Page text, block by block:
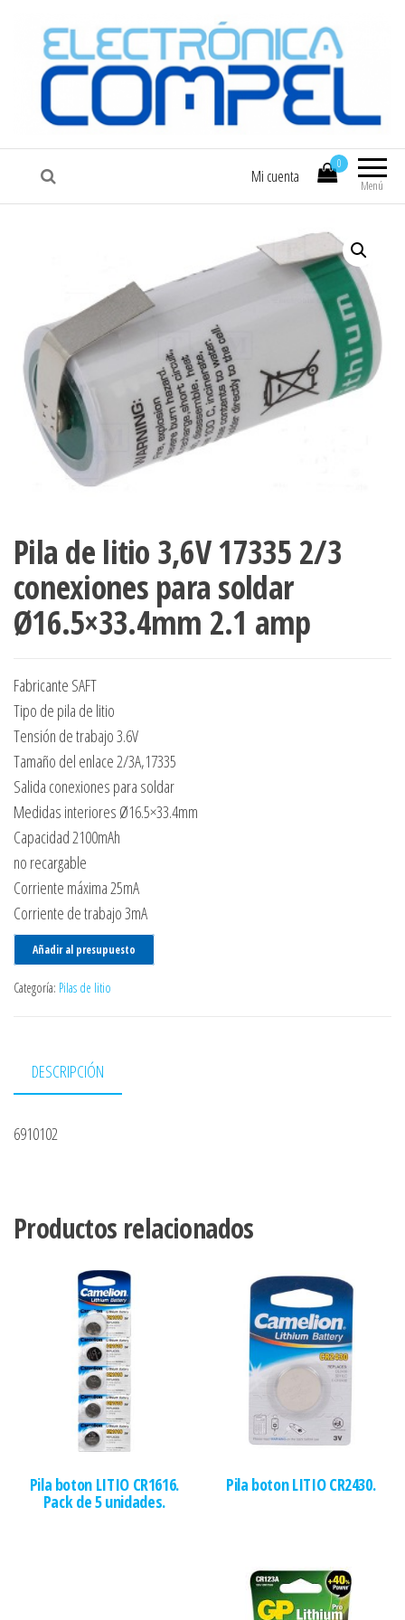
COMPEL Electrónica COMPEL
Menú
0
Mi cuenta
Pila de litio 3,6V 17335 2/3
conexiones para soldar
Ø16.5×33.4mm 2.1 amp
Fabricante SAFT
Tipo de pila de litio
Tensión de trabajo 3.6V
Tamaño del enlace 2/3A,17335
Salida conexiones para soldar
Medidas interiores Ø16.5×33.4mm
Capacidad 2100mAh
no recargable
Corriente máxima 25mA
Corriente de trabajo 3mA
Añadir al presupuesto
Categoría: Pilas de litio
DESCRIPCIÓN
6910102
Productos relacionados
Pila boton LITIO CR1616.
Pack de 5 unidades.
Pila boton LITIO CR2430.